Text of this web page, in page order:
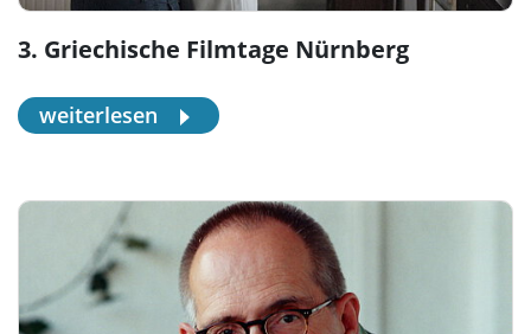
3. Griechische Filmtage Nürnberg
weiterlesen